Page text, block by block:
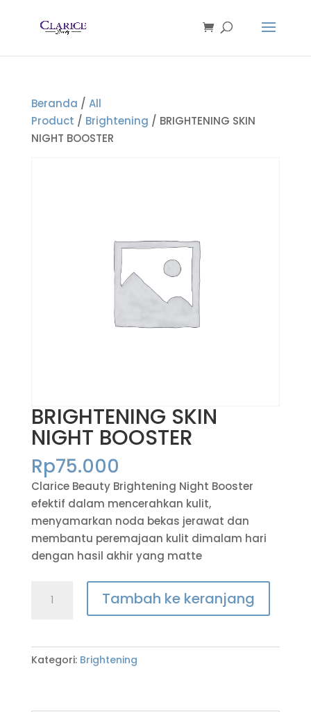
Beranda / All
Product / Brightening / BRIGHTENING SKIN
NIGHT BOOSTER
BRIGHTENING SKIN
NIGHT BOOSTER
Rp75.000
Clarice Beauty Brightening Night Booster
efektif dalam mencerahkan kulit,
menyamarkan noda bekas jerawat dan
membantu peremajaan kulit dimalam hari
dengan hasil akhir yang matte
Tambah ke keranjang
Kategori: Brightening